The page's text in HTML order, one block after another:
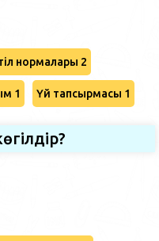
нормалары 2
1 Үй тапсырмасы 1